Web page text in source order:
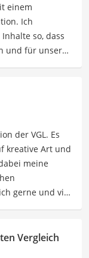
einem
Ich
so, dass
und für unsere
Hobbys
sich in
für die
Sicht
und
der VGL. Es
kreative Art und
meine
gerne und viel
Korrektheit zu
und den
Vergleich